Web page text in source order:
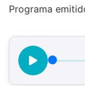
Programa